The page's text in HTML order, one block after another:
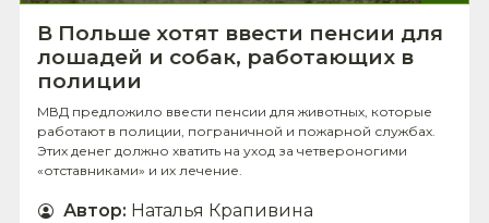
В Польше хотят ввести пенсии для
лошадей и собак, работающих в
полиции
МВД предложило ввести пенсии для животных, которые
работают в полиции, пограничной и пожарной службах.
Этих денег должно хватить на уход за четвероногими
«отставниками» и их лечение.
Автор: Наталья Крапивина